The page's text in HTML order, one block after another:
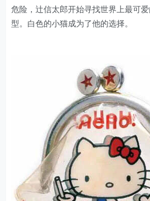
危险，辻信太郎开始寻找世界上最可
型。白色的小猫成为了他的选择。